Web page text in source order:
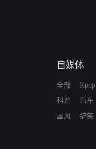
自媒体
全部
科普
国风
Kpop
汽车
搞笑